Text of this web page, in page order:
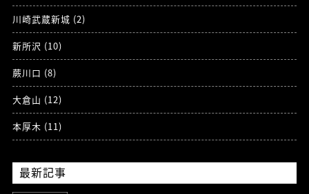
川崎武蔵新城 (2)
新所沢 (10)
蕨川口 (8)
大倉山 (12)
本厚木 (11)
最新記事